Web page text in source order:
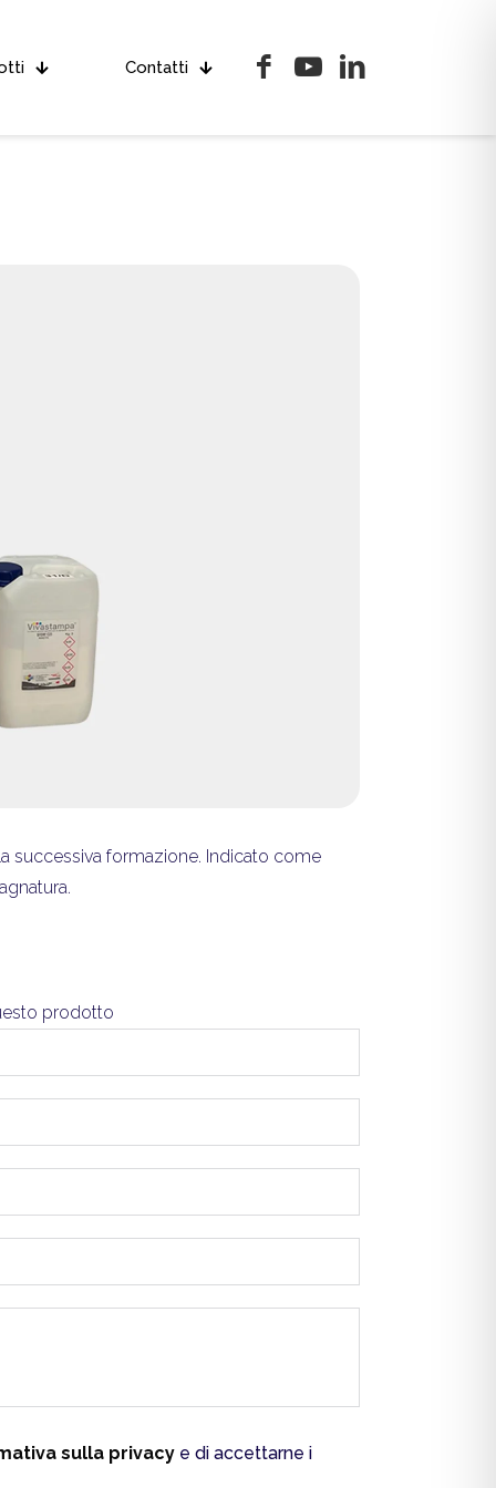
Contatti
successiva formazione. Indicato come
prodotto
sulla privacy e di accettarne i